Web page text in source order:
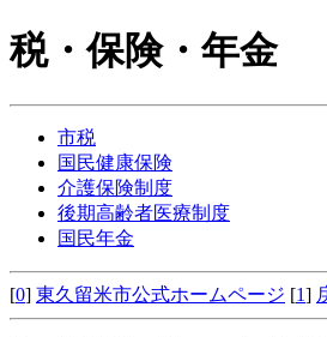
税・保険・年金
市税
国民健康保険
介護保険制度
後期高齢者医療制度
国民年金
[0] 東久留米市公式ホームページ [1]